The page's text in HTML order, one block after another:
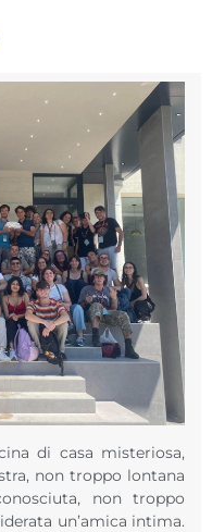
di casa misteriosa,
non troppo lontana
non troppo
un’amica intima.